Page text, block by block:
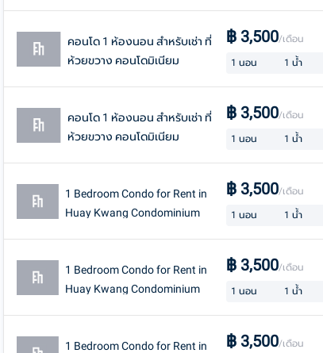
คอนโด 1 ห้องนอน สำหรับเช่า ที่
ห้วยขวาง คอนโดมิเนียม
฿ 3,500/เดือน
1 นอน 1 น้ำ
คอนโด 1 ห้องนอน สำหรับเช่า ที่
ห้วยขวาง คอนโดมิเนียม
฿ 3,500/เดือน
1 นอน 1 น้ำ
1 Bedroom Condo for Rent in
Huay Kwang Condominium
฿ 3,500/เดือน
1 นอน 1 น้ำ
1 Bedroom Condo for Rent in
Huay Kwang Condominium
฿ 3,500/เดือน
1 นอน 1 น้ำ
1 Bedroom Condo for Rent in
฿ 3,500/เดือน